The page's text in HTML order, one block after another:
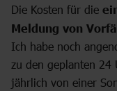
Die Kosten für die
Meldung von
Ich habe noch
zu den geplanten 24
jährlich von einer